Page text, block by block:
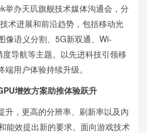
举办天玑旗舰技术媒体沟通会，分
术进展和前沿趋势，包括移动光
像语义分割、5G新双通、Wi-
导航等主题。以先进科技引领移
用户体验持续升级。
增效方案助推体验跃升
升，更高的分辨率、刷新率以及內
能效提出新的要求。面向游戏技术